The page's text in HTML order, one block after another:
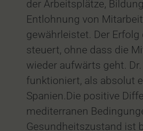
der Arbeitsplätze,
Entlohnung von
gewährleistet. Der
steuert, ohne dass die
wieder aufwärts geht.
funktioniert, als absolut
Spanien.Die positive
mediterranen
Gesundheitszustand ist